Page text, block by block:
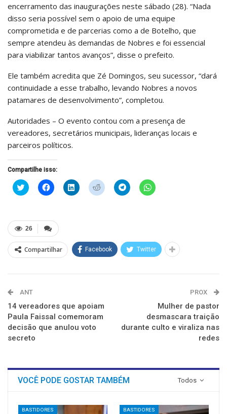
encerramento das inaugurações neste sábado (28). “Nada
disso seria possível sem o apoio de uma equipe
comprometida e de parcerias como a de Botelho, que
sempre atendeu às demandas de Nobres e foi essencial
para viabilizar tantos avanços”, disse o prefeito.
Ele também acredita que Zé Domingos, seu sucessor, “dará
continuidade a esse trabalho, levando Nobres a novos
patamares de desenvolvimento”, completou.
Autoridades – O evento contou com a presença de
vereadores, secretários municipais, lideranças locais e
parceiros políticos.
Compartilhe isso:
Clique
para
em
nova
janela)
Clique
para
em
nova
janela)
Clique
para
Clique
para
Clique
para
Clique
para
26
Compartilhar Facebook Twitter
ANT
14 vereadores que apoiam
Paula Faissal comemoram
decisão que anulou voto
secreto
PROX
Mulher de pastor
desmascara traição
durante culto e viraliza nas
redes
Todos
VOCÊ PODE GOSTAR TAMBÉM
BASTIDORES BASTIDORES